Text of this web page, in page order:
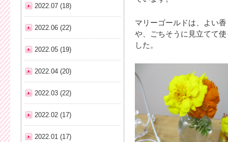
マリーゴールドは、よい
や、ごちそうに見立てて
した。
2022.07 (18)
2022.06 (22)
2022.05 (19)
2022.04 (20)
2022.03 (22)
2022.02 (17)
2022.01 (17)